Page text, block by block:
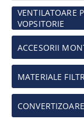
VENTILATOARE
VOPSITORIE
ACCESORII
MATERIALE